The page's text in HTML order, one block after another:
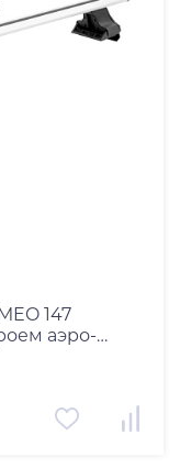
147
аэро-